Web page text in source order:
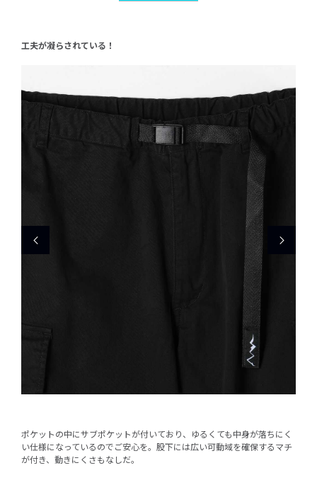
工夫が凝らされている！
ポケットの中にサブポケットが付いており、ゆるくても中身が落ちにく
い仕様になっているのでご安心を。股下には広い可動域を確保するマチ
が付き、動きにくさもなしだ。